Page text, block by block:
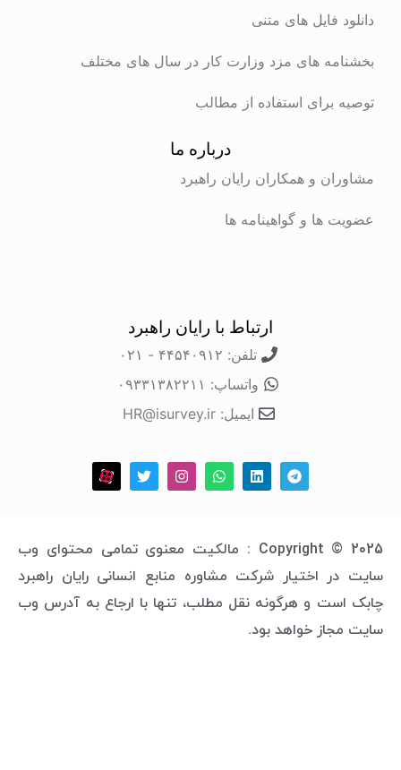
فایل های متنی
های مزد وزارت کار در سال های مختلف
استفاده از مطالب
و همکاران رایان راهبرد
و گواهینامه ها
ارتباط با رایان راهبرد
واتساپ: ۰۹۳۳۱۳۸۲۲۱۱
Copyright © 2025 : مالکیت معنوی تمامی محتوای وب
اختیار شرکت مشاوره منابع انسانی رایان راهبرد
و هرگونه نقل مطلب، تنها با ارجاع به آدرس وب
خواهد بود.